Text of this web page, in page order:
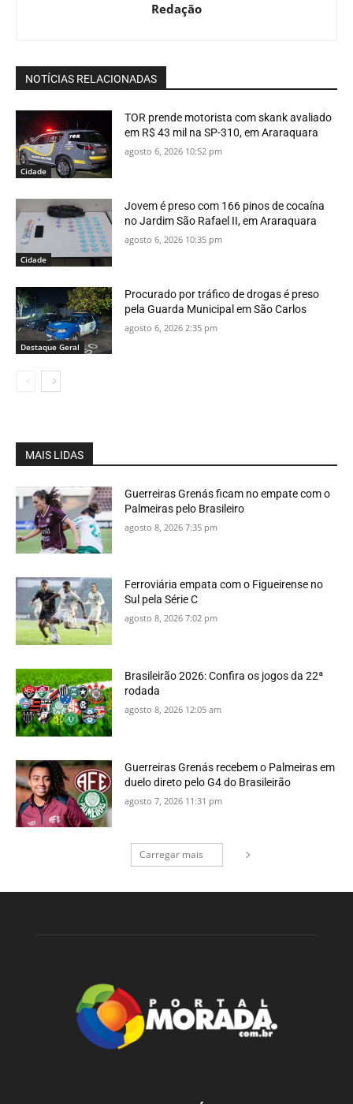
Redação
NOTÍCIAS RELACIONADAS
Cidade
TOR prende motorista com skank avaliado
em R$ 43 mil na SP-310, em Araraquara
agosto 6, 2026 10:52 pm
Cidade
Jovem é preso com 166 pinos de cocaína
no Jardim São Rafael II, em Araraquara
agosto 6, 2026 10:35 pm
Destaque Geral
Procurado por tráfico de drogas é preso
pela Guarda Municipal em São Carlos
agosto 6, 2026 2:35 pm
MAIS LIDAS
Guerreiras Grenás ficam no empate com o
Palmeiras pelo Brasileiro
agosto 8, 2026 7:35 pm
Ferroviária empata com o Figueirense no
Sul pela Série C
agosto 8, 2026 7:02 pm
Brasileirão 2026: Confira os jogos da 22ª
rodada
agosto 8, 2026 12:05 am
Guerreiras Grenás recebem o Palmeiras em
duelo direto pelo G4 do Brasileirão
agosto 7, 2026 11:31 pm
Carregar mais